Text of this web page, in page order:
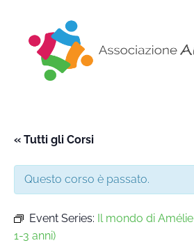
« Tutti gli Corsi
Questo corso è passato.
Event Series: Il mondo di
1-3 anni)